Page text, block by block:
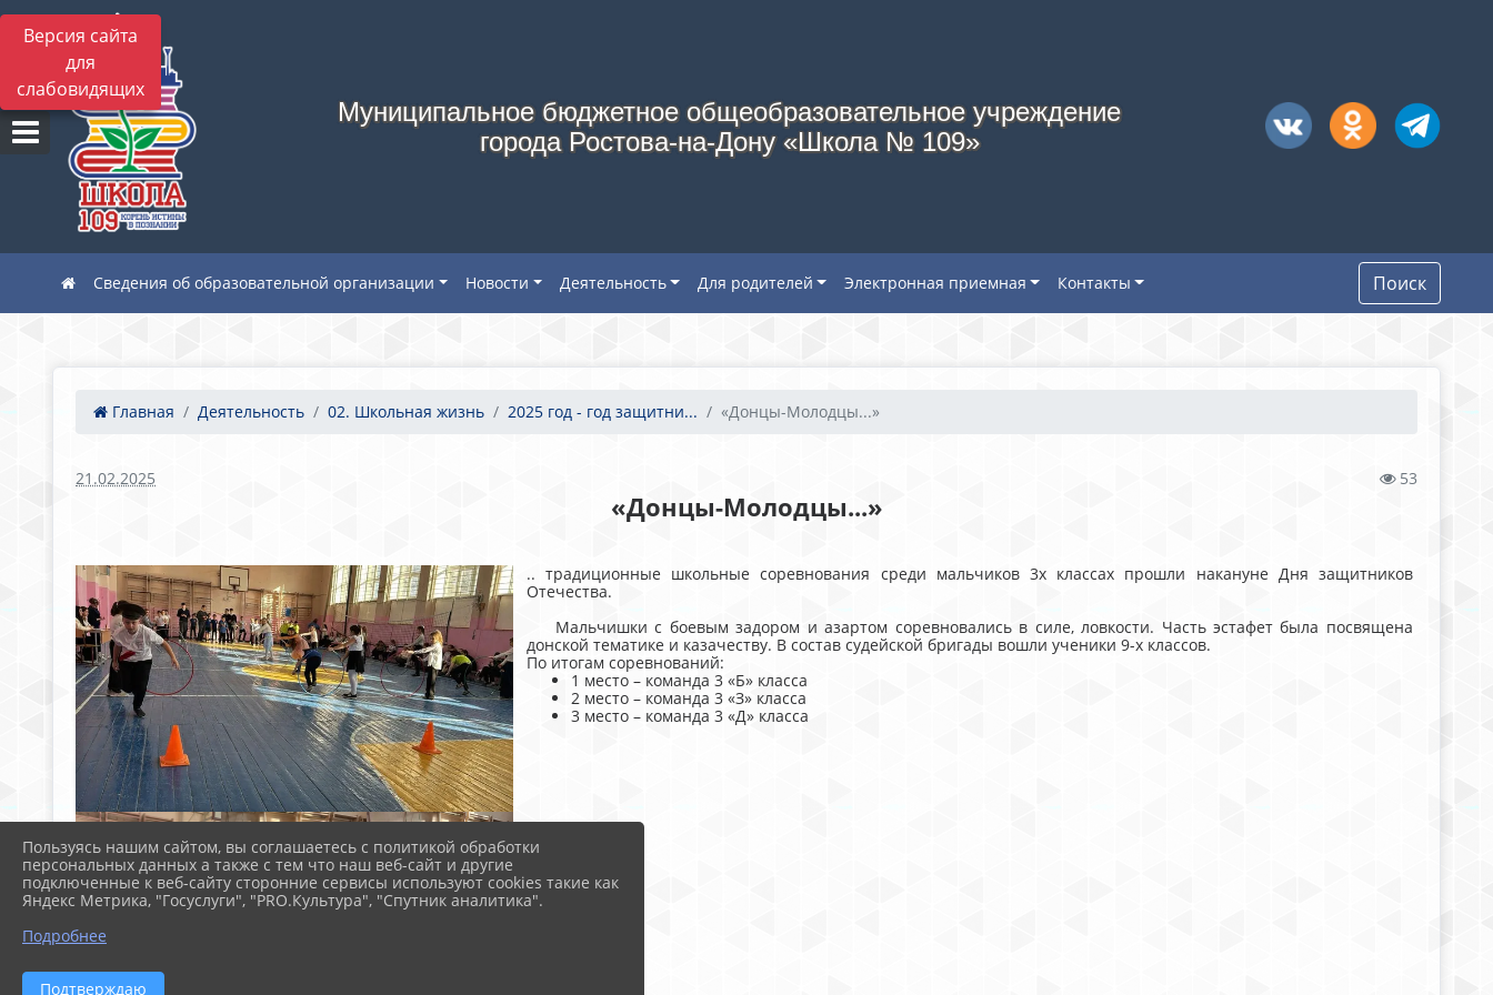
Версия сайта
для
слабовидящих
Муниципальное бюджетное общеобразовательное учреждение
города Ростова-на-Дону «Школа № 109»
Сведения об образовательной организации Новости Деятельность Для родителей Электронная приемная Контакты Поиск
Главная Деятельность 02. Школьная жизнь 2025 год - год защитни... «Донцы-Молодцы...»
21.02.2025 53
«Донцы-Молодцы...»
.. традиционные школьные соревнования среди мальчиков 3х классах прошли накануне Дня защитников
Отечества.
Мальчишки с боевым задором и азартом соревновались в силе, ловкости. Часть эстафет была посвящена
донской тематике и казачеству. В состав судейской бригады вошли ученики 9-х классов.
По итогам соревнований:
1 место – команда 3 «Б» класса
2 место – команда 3 «З» класса
3 место – команда 3 «Д» класса
Пользуясь нашим сайтом, вы соглашаетесь с политикой обработки
персональных данных а также с тем что наш веб-сайт и другие
подключенные к веб-сайту сторонние сервисы используют cookies такие как
Яндекс Метрика, "Госуслуги", "PRO.Культура", "Спутник аналитика".
Подробнее
Подтверждаю